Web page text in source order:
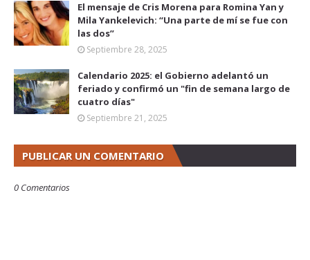
El mensaje de Cris Morena para Romina Yan y
Mila Yankelevich: “Una parte de mí se fue con
las dos”
Septiembre 28, 2025
Calendario 2025: el Gobierno adelantó un
feriado y confirmó un "fin de semana largo de
cuatro días"
Septiembre 21, 2025
PUBLICAR UN COMENTARIO
0 Comentarios